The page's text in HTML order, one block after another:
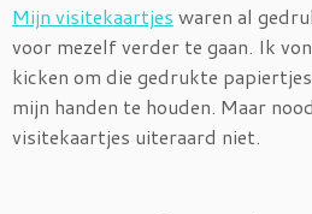
Mijn visitekaartjes waren al
voor mezelf verder te gaan. Ik
kicken om die gedrukte
mijn handen te houden. Maar
visitekaartjes uiteraard niet.